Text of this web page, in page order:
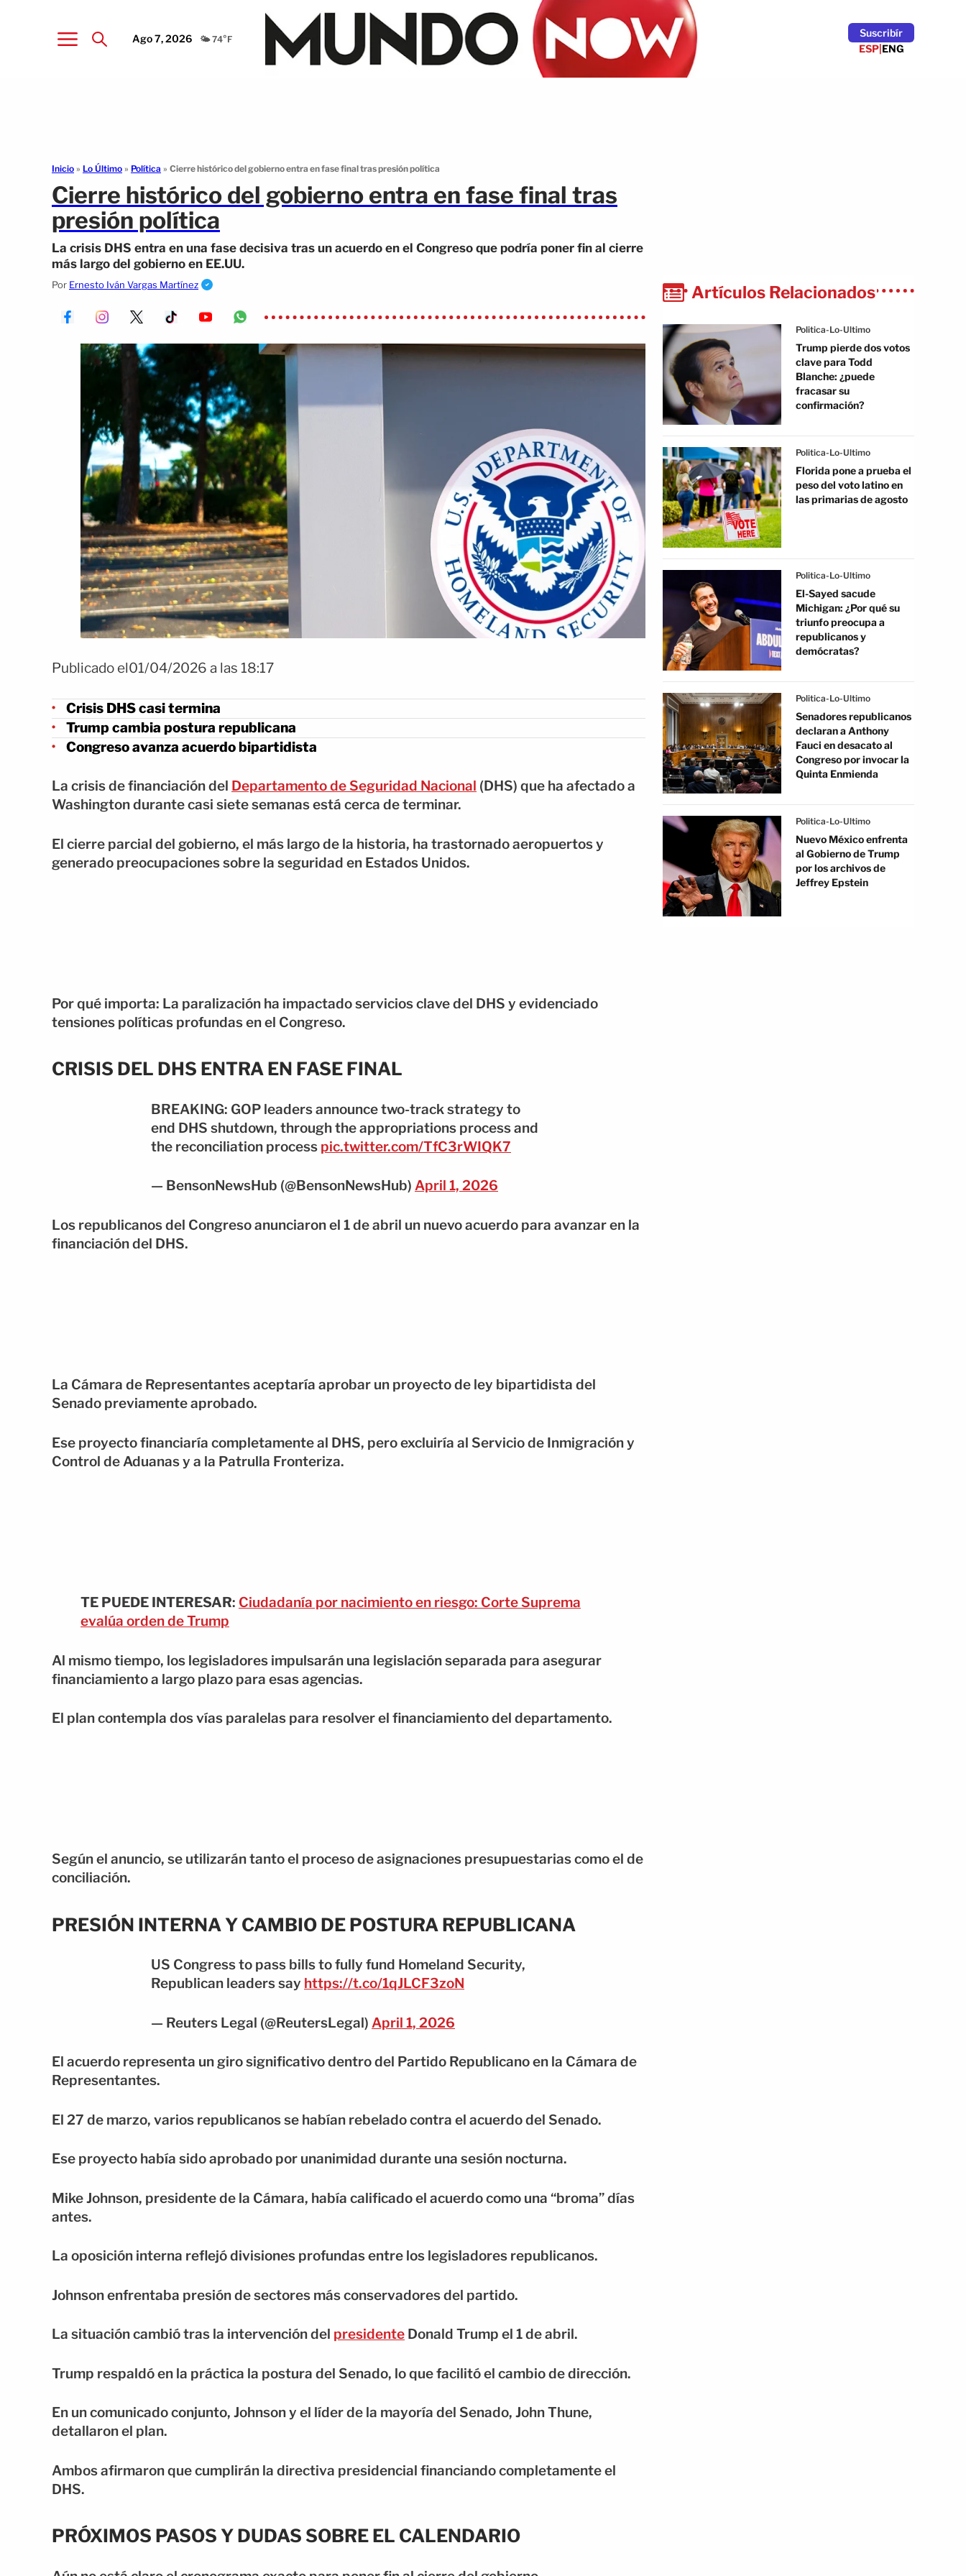
Ago 7, 2026 🌤️ 74°F
Suscribír
ESP|ENG
Inicio » Lo Último » Política » Cierre histórico del gobierno entra en fase final tras presión política
Cierre histórico del gobierno entra en fase final tras
presión política
La crisis DHS entra en una fase decisiva tras un acuerdo en el Congreso que podría poner fin al cierre
más largo del gobierno en EE.UU.
Por Ernesto Iván Vargas Martínez
Publicado el01/04/2026 a las 18:17
Crisis DHS casi termina
Trump cambia postura republicana
Congreso avanza acuerdo bipartidista
La crisis de financiación del Departamento de Seguridad Nacional (DHS) que ha afectado a
Washington durante casi siete semanas está cerca de terminar.
El cierre parcial del gobierno, el más largo de la historia, ha trastornado aeropuertos y
generado preocupaciones sobre la seguridad en Estados Unidos.
Por qué importa: La paralización ha impactado servicios clave del DHS y evidenciado
tensiones políticas profundas en el Congreso.
CRISIS DEL DHS ENTRA EN FASE FINAL
BREAKING: GOP leaders announce two-track strategy to
end DHS shutdown, through the appropriations process and
the reconciliation process pic.twitter.com/TfC3rWIQK7
— BensonNewsHub (@BensonNewsHub) April 1, 2026
Los republicanos del Congreso anunciaron el 1 de abril un nuevo acuerdo para avanzar en la
financiación del DHS.
La Cámara de Representantes aceptaría aprobar un proyecto de ley bipartidista del
Senado previamente aprobado.
Ese proyecto financiaría completamente al DHS, pero excluiría al Servicio de Inmigración y
Control de Aduanas y a la Patrulla Fronteriza.
TE PUEDE INTERESAR: Ciudadanía por nacimiento en riesgo: Corte Suprema
evalúa orden de Trump
Al mismo tiempo, los legisladores impulsarán una legislación separada para asegurar
financiamiento a largo plazo para esas agencias.
El plan contempla dos vías paralelas para resolver el financiamiento del departamento.
Según el anuncio, se utilizarán tanto el proceso de asignaciones presupuestarias como el de
conciliación.
PRESIÓN INTERNA Y CAMBIO DE POSTURA REPUBLICANA
US Congress to pass bills to fully fund Homeland Security,
Republican leaders say https://t.co/1qJLCF3zoN
— Reuters Legal (@ReutersLegal) April 1, 2026
El acuerdo representa un giro significativo dentro del Partido Republicano en la Cámara de
Representantes.
El 27 de marzo, varios republicanos se habían rebelado contra el acuerdo del Senado.
Ese proyecto había sido aprobado por unanimidad durante una sesión nocturna.
Mike Johnson, presidente de la Cámara, había calificado el acuerdo como una “broma” días
antes.
La oposición interna reflejó divisiones profundas entre los legisladores republicanos.
Johnson enfrentaba presión de sectores más conservadores del partido.
La situación cambió tras la intervención del presidente Donald Trump el 1 de abril.
Trump respaldó en la práctica la postura del Senado, lo que facilitó el cambio de dirección.
En un comunicado conjunto, Johnson y el líder de la mayoría del Senado, John Thune,
detallaron el plan.
Ambos afirmaron que cumplirán la directiva presidencial financiando completamente el
DHS.
PRÓXIMOS PASOS Y DUDAS SOBRE EL CALENDARIO
Artículos Relacionados
Politica-Lo-Ultimo
Trump pierde dos votos
clave para Todd
Blanche: ¿puede
fracasar su
confirmación?
Politica-Lo-Ultimo
Florida pone a prueba el
peso del voto latino en
las primarias de agosto
Politica-Lo-Ultimo
El-Sayed sacude
Michigan: ¿Por qué su
triunfo preocupa a
republicanos y
demócratas?
Politica-Lo-Ultimo
Senadores republicanos
declaran a Anthony
Fauci en desacato al
Congreso por invocar la
Quinta Enmienda
Politica-Lo-Ultimo
Nuevo México enfrenta
al Gobierno de Trump
por los archivos de
Jeffrey Epstein